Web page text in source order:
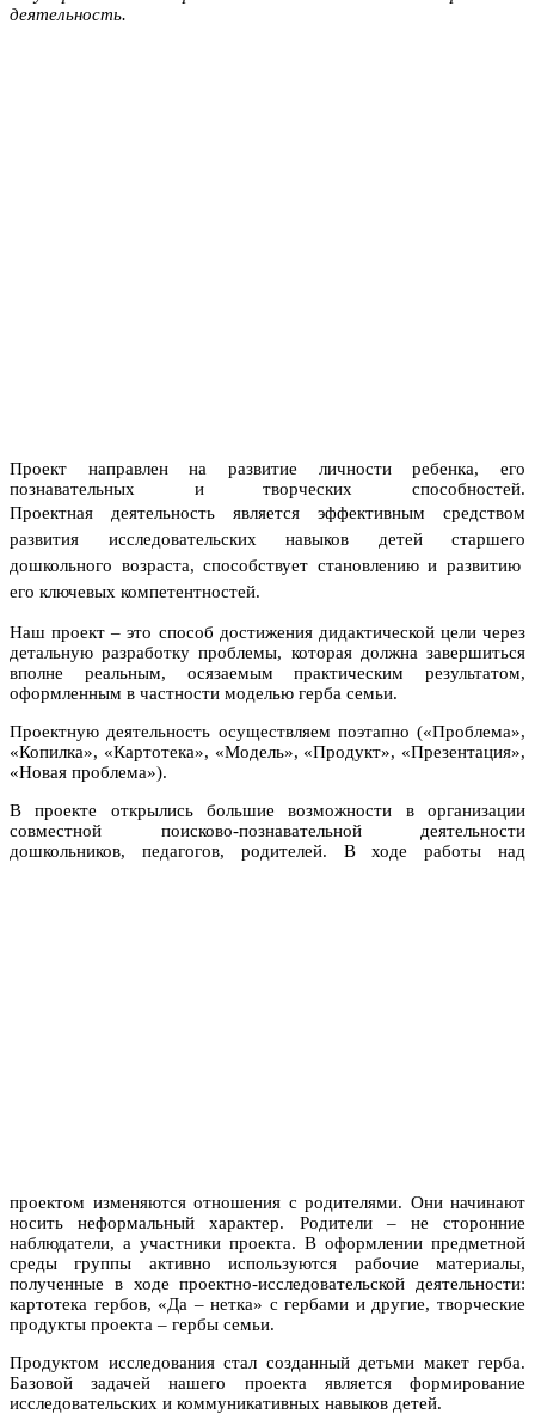
деятельность.
Проект направлен на развитие личности ребенка, его
познавательных и творческих способностей.
Проектная деятельность является эффективным средством
развития исследовательских навыков детей старшего
дошкольного возраста, способствует становлению и развитию
его ключевых компетентностей.
Наш проект – это способ достижения дидактической цели через
детальную разработку проблемы, которая должна завершиться
вполне реальным, осязаемым практическим результатом,
оформленным в частности моделью герба семьи.
Проектную деятельность осуществляем поэтапно («Проблема»,
«Копилка», «Картотека», «Модель», «Продукт», «Презентация»,
«Новая проблема»).
В проекте открылись большие возможности в организации
совместной поисково-познавательной деятельности
дошкольников, педагогов, родителей. В ходеработы над
проектом изменяются отношения с родителями. Они начинают
носить неформальный характер. Родители – не сторонние
наблюдатели, а участники проекта. В оформлении предметной
среды группы активно используются рабочие материалы,
полученные в ходе проектно-исследовательской деятельности:
картотека гербов, «Да – нетка» с гербами и другие, творческие
продукты проекта – гербы семьи.
Продуктом исследования стал созданный детьми макет герба.
Базовой задачей нашего проекта является формирование
исследовательских и коммуникативных навыков детей.